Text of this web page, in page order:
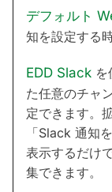
デフォルト
知を設定する
EDD Slack
た任意のチャ
定できます。
「Slack 通知
表示するだけ
集できます。